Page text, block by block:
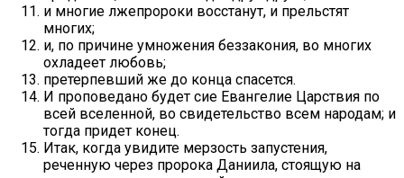
и многие лжепророки восстанут, и прельстят
многих;
и, по причине умножения беззакония, во многих
охладеет любовь;
претерпевший же до конца спасется.
И проповедано будет сие Евангелие Царствия по
всей вселенной, во свидетельство всем народам; и
тогда придет конец.
Итак, когда увидите мерзость запустения,
реченную через пророка Даниила, стоящую на